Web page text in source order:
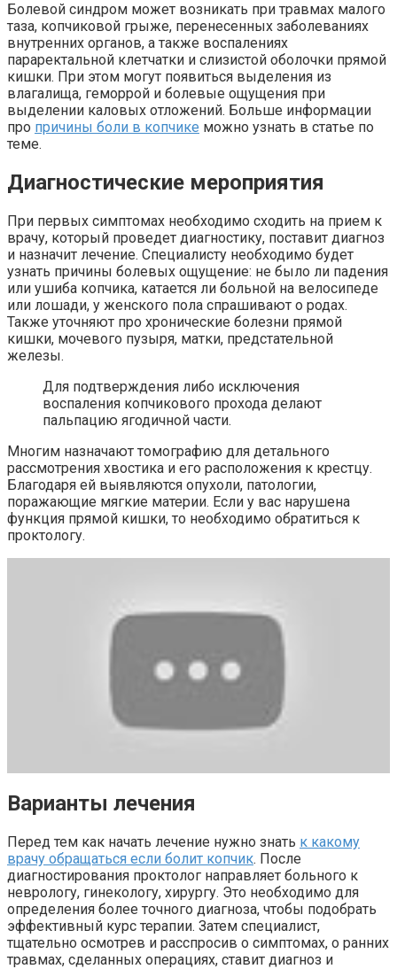
Болевой синдром может возникать при травмах малого
таза, копчиковой грыже, перенесенных заболеваниях
внутренних органов, а также воспалениях
параректальной клетчатки и слизистой оболочки прямой
кишки. При этом могут появиться выделения из
влагалища, геморрой и болевые ощущения при
выделении каловых отложений. Больше информации
про причины боли в копчике можно узнать в статье по
теме.
Диагностические мероприятия
При первых симптомах необходимо сходить на прием к
врачу, который проведет диагностику, поставит диагноз
и назначит лечение. Специалисту необходимо будет
узнать причины болевых ощущение: не было ли падения
или ушиба копчика, катается ли больной на велосипеде
или лошади, у женского пола спрашивают о родах.
Также уточняют про хронические болезни прямой
кишки, мочевого пузыря, матки, предстательной
железы.
Для подтверждения либо исключения
воспаления копчикового прохода делают
пальпацию ягодичной части.
Многим назначают томографию для детального
рассмотрения хвостика и его расположения к крестцу.
Благодаря ей выявляются опухоли, патологии,
поражающие мягкие материи. Если у вас нарушена
функция прямой кишки, то необходимо обратиться к
проктологу.
Варианты лечения
Перед тем как начать лечение нужно знать к какому
врачу обращаться если болит копчик. После
диагностирования проктолог направляет больного к
неврологу, гинекологу, хирургу. Это необходимо для
определения более точного диагноза, чтобы подобрать
эффективный курс терапии. Затем специалист,
тщательно осмотрев и расспросив о симптомах, о ранних
травмах, сделанных операциях, ставит диагноз и